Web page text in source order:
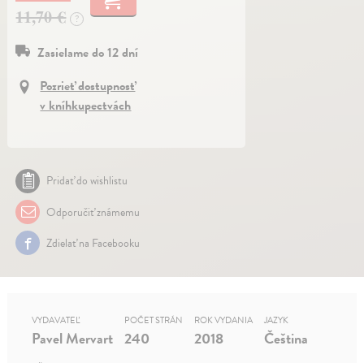
11,70 €
?
Zasielame do 12 dní
Pozrieť dostupnosť
v kníhkupectvách
Pridať do wishlistu
Odporučiť známemu
Zdielať na Facebooku
VYDAVATEĽ
Pavel Mervart
POČET STRÁN
240
ROK VYDANIA
2018
JAZYK
Čeština